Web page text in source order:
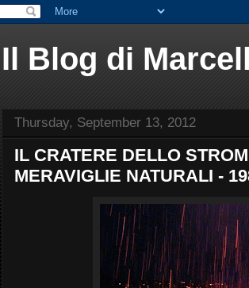
Il Blog di
Thursday, September 13, 2012
IL CRATERE DELLO
MERAVIGLIE NATURALI -